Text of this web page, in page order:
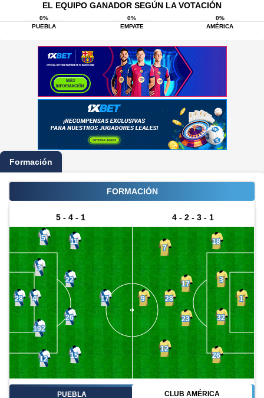
EL EQUIPO GANADOR SEGÚN LA VOTACIÓN
0% 0%
0%
PUEBLA
EMPATE AMÉRICA
Formación
FORMACIÓN
5 - 4 - 1
28
5
3
4
192
12
11
22
26
15
17
4 - 2 - 3 - 1
1
18
3
32
26
17
23
7
28
12
9
PUEBLA CLUB AMÉRICA